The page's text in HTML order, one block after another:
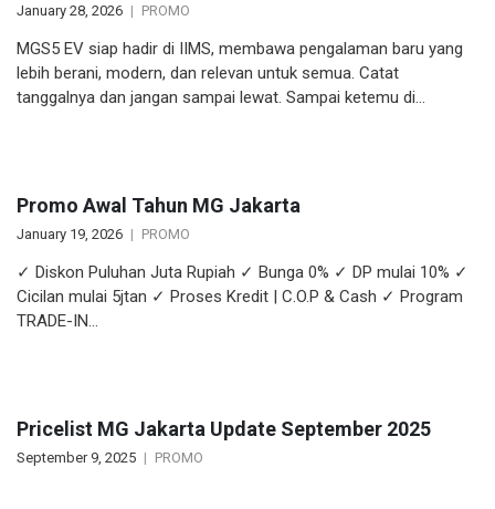
January 28, 2026 PROMO
MGS5 EV siap hadir di IIMS, membawa pengalaman baru yang
lebih berani, modern, dan relevan untuk semua. Catat
tanggalnya dan jangan sampai lewat. Sampai ketemu di…
Promo Awal Tahun MG Jakarta
January 19, 2026 PROMO
✓ Diskon Puluhan Juta Rupiah ✓ Bunga 0% ✓ DP mulai 10% ✓
Cicilan mulai 5jtan ✓ Proses Kredit | C.O.P & Cash ✓ Program
TRADE-IN…
Pricelist MG Jakarta Update September 2025
September 9, 2025 PROMO